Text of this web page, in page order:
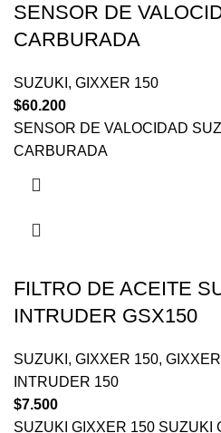
SENSOR DE
CARBURADA
SUZUKI , GIXXER 150
$60.200
SENSOR DE VALOCIDAD
CARBURADA
FILTRO DE ACEITE
INTRUDER GSX150
SUZUKI , GIXXER 150,
INTRUDER 150
$7.500
SUZUKI GIXXER 150 SUZUKI